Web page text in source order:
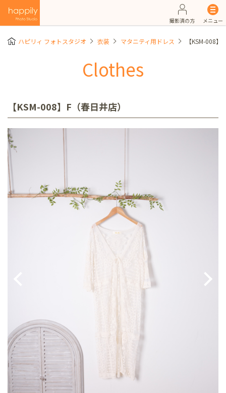
撮影済の方 メニュー
ハピリィ フォトスタジオ 衣装 マタニティ用ドレス 【KSM-008
Clothes
【KSM-008】F（春日井店）